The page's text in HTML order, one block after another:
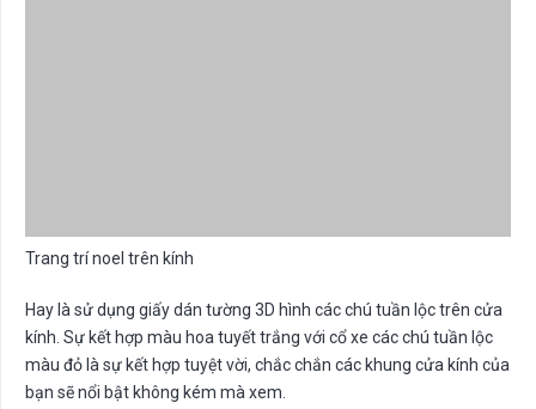
Trang trí noel trên kính
Hay là sử dụng giấy dán tường 3D hình các chú tuần lộc trên cửa
kính. Sự kết hợp màu hoa tuyết trắng với cổ xe các chú tuần lộc
màu đỏ là sự kết hợp tuyệt vời, chắc chắn các khung cửa kính của
bạn sẽ nổi bật không kém mà xem.